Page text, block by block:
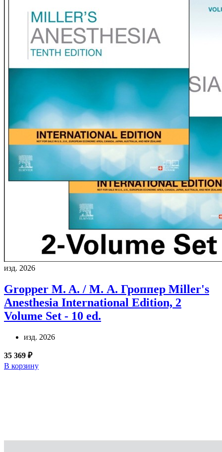
изд. 2026
Gropper M. A. / М. А. Гроппер Miller's
Anesthesia International Edition, 2
Volume Set - 10 ed.
изд. 2026
35 369 ₽
В корзину